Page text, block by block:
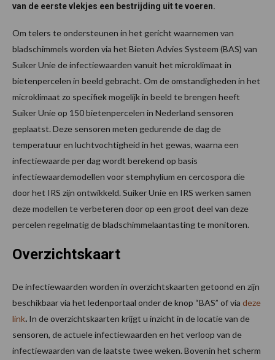
van de eerste vlekjes een bestrijding uit te voeren.
Om telers te ondersteunen in het gericht waarnemen van
bladschimmels worden via het Bieten Advies Systeem (BAS) van
Suiker Unie de infectiewaarden vanuit het microklimaat in
bietenpercelen in beeld gebracht. Om de omstandigheden in het
microklimaat zo specifiek mogelijk in beeld te brengen heeft
Suiker Unie op 150 bietenpercelen in Nederland sensoren
geplaatst. Deze sensoren meten gedurende de dag de
temperatuur en luchtvochtigheid in het gewas, waarna een
infectiewaarde per dag wordt berekend op basis
infectiewaardemodellen voor stemphylium en cercospora die
door het IRS zijn ontwikkeld. Suiker Unie en IRS werken samen
deze modellen te verbeteren door op een groot deel van deze
percelen regelmatig de bladschimmelaantasting te monitoren.
Overzichtskaart
De infectiewaarden worden in overzichtskaarten getoond en zijn
beschikbaar via het ledenportaal onder de knop “BAS” of via deze
link. In de overzichtskaarten krijgt u inzicht in de locatie van de
sensoren, de actuele infectiewaarden en het verloop van de
infectiewaarden van de laatste twee weken. Bovenin het scherm